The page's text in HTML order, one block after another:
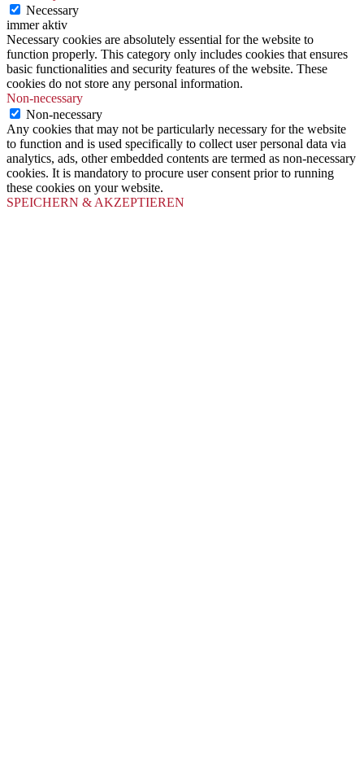
Necessary
immer aktiv
Necessary cookies are absolutely essential for the website to
function properly. This category only includes cookies that ensures
basic functionalities and security features of the website. These
cookies do not store any personal information.
Non-necessary
Non-necessary
Any cookies that may not be particularly necessary for the website
to function and is used specifically to collect user personal data via
analytics, ads, other embedded contents are termed as non-necessary
cookies. It is mandatory to procure user consent prior to running
these cookies on your website.
SPEICHERN & AKZEPTIEREN